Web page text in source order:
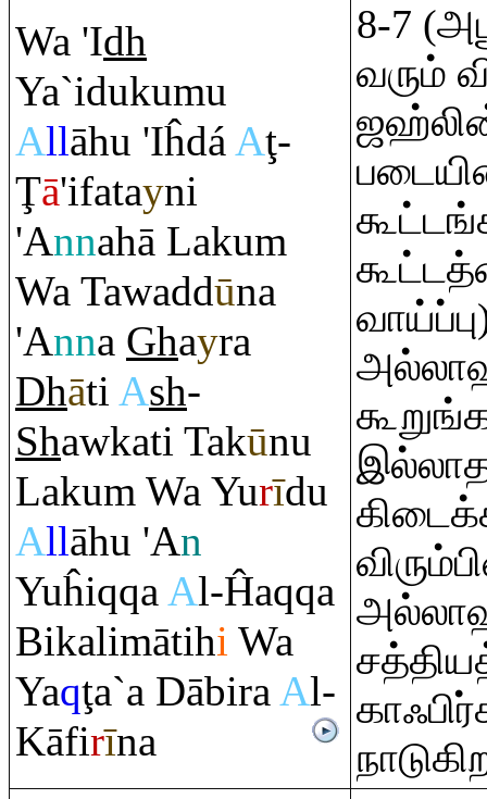
Wa 'Idh
Ya`idukumu
Allāhu 'IĥdáAţ-
Ţā'ifatayni
'Annahā Lakum
Wa Tawaddūna
'Anna Ghayra
Dhāti Ash-
Shawkati Takūnu
Lakum Wa Yurīdu
Allāhu 'An
YuĥiqqaAl-Ĥaqqa
Bikalimātihi Wa
Yaqţa`a DābiraAl-
Kāfirīna
8-7
வரும்
இல்லாத